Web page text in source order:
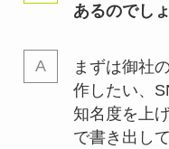
あるのでしょ
まずは御社
作したい、
知名度を上
で書き出し